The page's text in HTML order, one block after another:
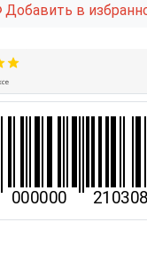
Добавить в